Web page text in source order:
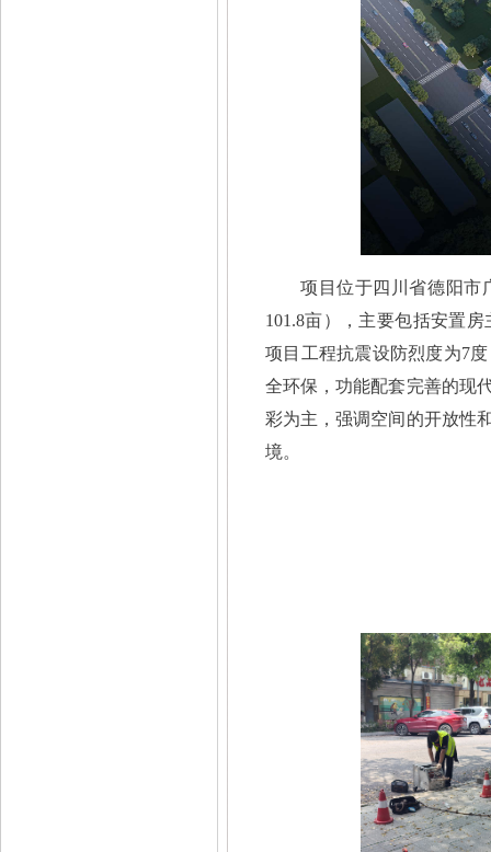
项目位于四川省德阳市
101.8亩），主要包括安置
项目工程抗震设防烈度为7
全环保，功能配套完善的现
彩为主，强调空间的开放性
境。